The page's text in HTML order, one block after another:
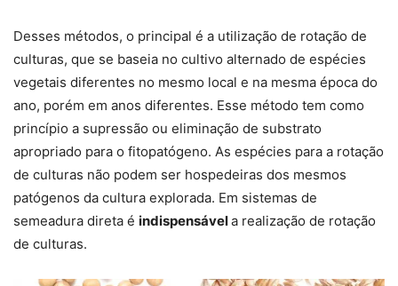
Desses métodos, o principal é a utilização de rotação de
culturas, que se baseia no cultivo alternado de espécies
vegetais diferentes no mesmo local e na mesma época do
ano, porém em anos diferentes. Esse método tem como
princípio a supressão ou eliminação de substrato
apropriado para o fitopatógeno. As espécies para a rotação
de culturas não podem ser hospedeiras dos mesmos
patógenos da cultura explorada. Em sistemas de
semeadura direta é indispensávela realização de rotação
de culturas.